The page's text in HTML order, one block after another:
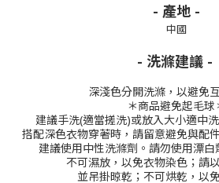
- 產地 -
中國
- 洗滌建議 -
深淺色分開洗滌，以避免
＊商品避免起毛球
建議手洗(適當搓洗)或放入大小適中
搭配深色衣物穿著時，請留意避免與配
建議使用中性洗滌劑。 請勿使用漂白
不可濕放，以免衣物染色；請
並吊掛晾乾；不可烘乾，以